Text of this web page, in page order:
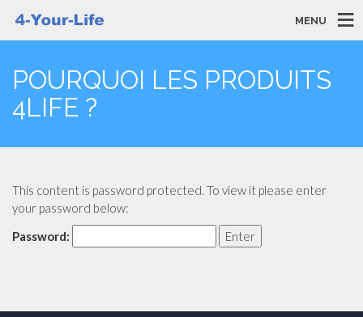
MENU
POURQUOI LES PRODUITS
4LIFE ?
This content is password protected. To view it please enter
your password below:
Password: